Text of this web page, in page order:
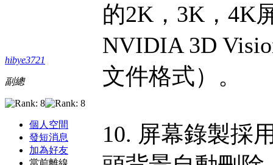
hibye3721
副總
個人空間
發短消息
加為好友
當前離線
的2K，3K，4K
NVIDIA 3D
文件格式）。
10. 屏幕錄製採